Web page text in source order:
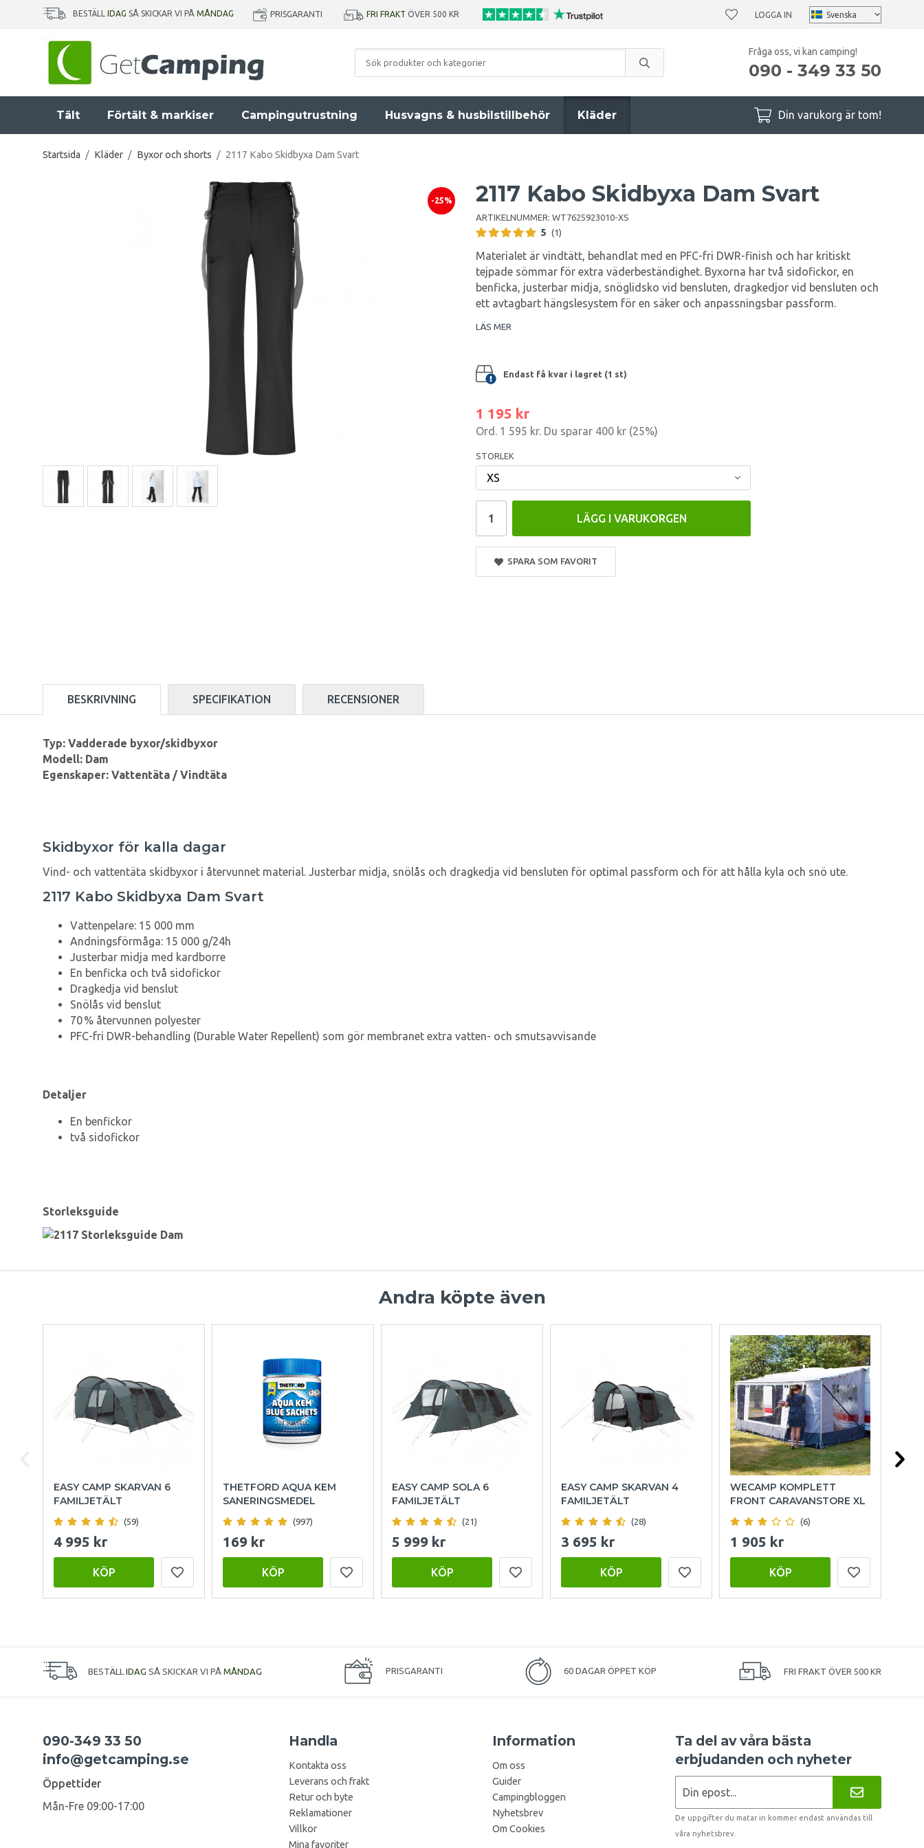
BESTÄLL IDAG SÅ SKICKAR VI PÅ MÅNDAG PRISGARANTI FRI FRAKT ÖVER 500 KR LOGGA IN
Fråga oss, vi kan camping!
090 - 349 33 50
Tält Förtält & markiser Campingutrustning Husvagns & husbilstillbehör Kläder Din varukorg är tom!
Startsida / Kläder / Byxor och shorts / 2117 Kabo Skidbyxa Dam Svart
-25% 2117 Kabo Skidbyxa Dam Svart
ARTIKELNUMMER: WT7625923010-XS
5 (1)
Materialet är vindtätt, behandlat med en PFC-fri DWR-finish och har kritiskt
tejpade sömmar för extra väderbeständighet. Byxorna har två sidofickor, en
benficka, justerbar midja, snöglidsko vid bensluten, dragkedjor vid bensluten och
ett avtagbart hängslesystem för en säker och anpassningsbar passform.
LÄS MER
Endast få kvar i lagret (1 st)
1 195 kr
Ord. 1 595 kr. Du sparar 400 kr (25%)
STORLEK
LÄGG I VARUKORGEN
SPARA SOM FAVORIT
BESKRIVNING SPECIFIKATION RECENSIONER
Typ: Vadderade byxor/skidbyxor
Modell: Dam
Egenskaper: Vattentäta / Vindtäta
Skidbyxor för kalla dagar
Vind- och vattentäta skidbyxor i återvunnet material. Justerbar midja, snölås och dragkedja vid bensluten för optimal passform och för att hålla kyla och snö ute.
2117 Kabo Skidbyxa Dam Svart
Vattenpelare: 15 000 mm
Andningsförmåga: 15 000 g/24h
Justerbar midja med kardborre
En benficka och två sidofickor
Dragkedja vid benslut
Snölås vid benslut
70 % återvunnen polyester
PFC-fri DWR-behandling (Durable Water Repellent) som gör membranet extra vatten- och smutsavvisande
Detaljer
En benfickor
två sidofickor
Storleksguide
Andra köpte även
EASY CAMP SKARVAN 6
FAMILJETÄLT
(59)
4 995 kr
KÖP
THETFORD AQUA KEM
SANERINGSMEDEL
(997)
169 kr
KÖP
EASY CAMP SOLA 6
FAMILJETÄLT
(21)
5 999 kr
KÖP
EASY CAMP SKARVAN 4
FAMILJETÄLT
(28)
3 695 kr
KÖP
WECAMP KOMPLETT
FRONT CARAVANSTORE XL
(6)
1 905 kr
KÖP
BESTÄLL IDAG SÅ SKICKAR VI PÅ MÅNDAG PRISGARANTI 60 DAGAR ÖPPET KÖP FRI FRAKT ÖVER 500 KR
090-349 33 50
info@getcamping.se
Öppettider
Mån-Fre 09:00-17:00
Handla
Kontakta oss
Leverans och frakt
Retur och byte
Reklamationer
Villkor
Mina favoriter
Information
Om oss
Guider
Campingbloggen
Nyhetsbrev
Om Cookies
Ta del av våra bästa
erbjudanden och nyheter
De uppgifter du matar in kommer endast användas till
våra nyhetsbrev.